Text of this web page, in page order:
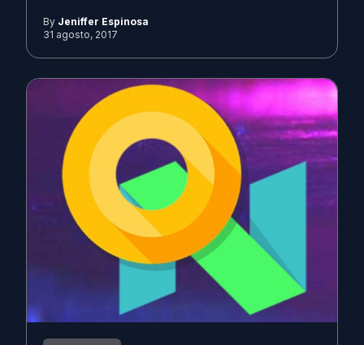
By Jeniffer Espinosa
31 agosto, 2017